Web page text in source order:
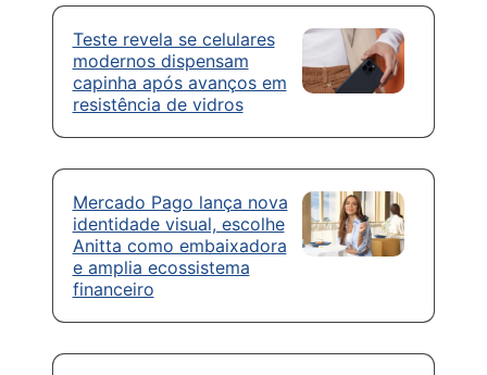
Teste revela se celulares
modernos dispensam
capinha após avanços em
resistência de vidros
Mercado Pago lança nova
identidade visual, escolhe
Anitta como embaixadora
e amplia ecossistema
financeiro